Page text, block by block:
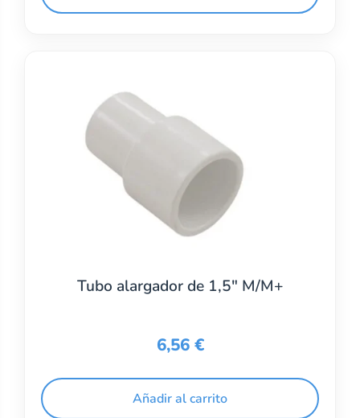
Tubo alargador de 1,5″ M/M+
6,56 €
Añadir al carrito